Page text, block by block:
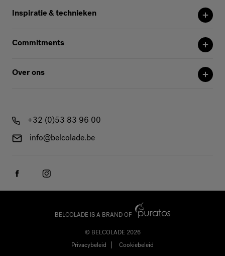
Inspiratie & technieken
Commitments
Over ons
+32 (0)53 83 96 00
info@belcolade.be
© BELCOLADE 2026
Privacybeleid
Cookiebeleid
BELCOLADE IS A BRAND OF